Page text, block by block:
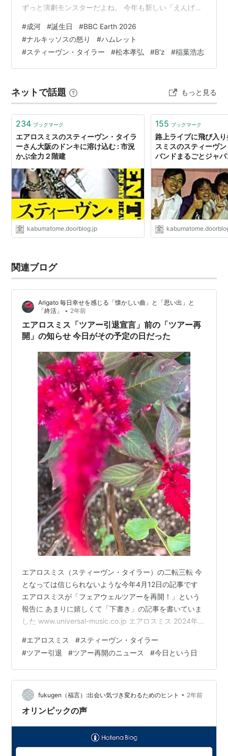
ずっと演劇モンスターだよね。 今年も新しい「えんげ
る、えんげき😊楽しみ がんばってついていきます！ 観な
いものもあるかもだけど… ナルキッソスの稽古 web-
dorama.jugem.jp ナルキッソスのお稽古場でお祝い🍓 演
出の俊太郎くんと。
…
#成河 #誕生日 #BBC Earth 2026
#ナルキッソスの怒り #ハムレット
#スティーヴン・タイラー #松本孝弘 #B'z #稲葉浩志
ネットで話題 もっと見る
234 ブックマーク
エアロスミスのスティーヴン・タイラ
ーさん大阪のドンキに溶け込む : 市況
かぶ全力２階建
kabumatome.doorblog.jp
155 ブックマーク
路上ライブに飛び入
スミスのスティーヴ
バンドまるごとジャ
関連ブログ
Arigato 毎日幸せを感じる「懐かしい曲」と「思い出」と
「終活」
• 2年前
エアロスミス「ツアー引退宣言」前の「ツアー再
開」の知らせ 今日がその予定の日だった
エアロスミス（スティーヴン・タイラー）の二転三転 今
となっては信じられないような今年4月12日の記事です
エアロスミスが「フェアウェルツアーを再開！」という
報告に あまりに嬉しくて「下書き」の記事を書いていま
した www.universal-music.co.jp エアロスミス 2024年
ルベニア州ピッツバーグ - PPGペインツ・アリーナ(追加
公演)* ここから始まるということで日付は今日の「下書
き」でした そう 4月の時点では9月20日から来年の2月
26日まで全米ツアーの予定でした ところが8月に突然の
「ツアー引退」の発表 これは…
#エアロスミス #スティーヴン・タイラー
#ツアー引退 #ツアー再開のニュース #今日という日
fukugen（福言）:出会い気づき変わるためのヒント • 2年前
オリンピックの声